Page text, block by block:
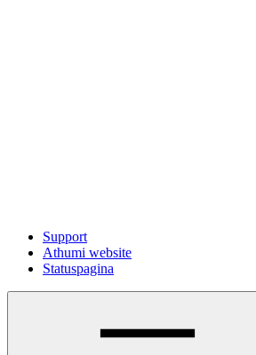
Support
Athumi website
Statuspagina